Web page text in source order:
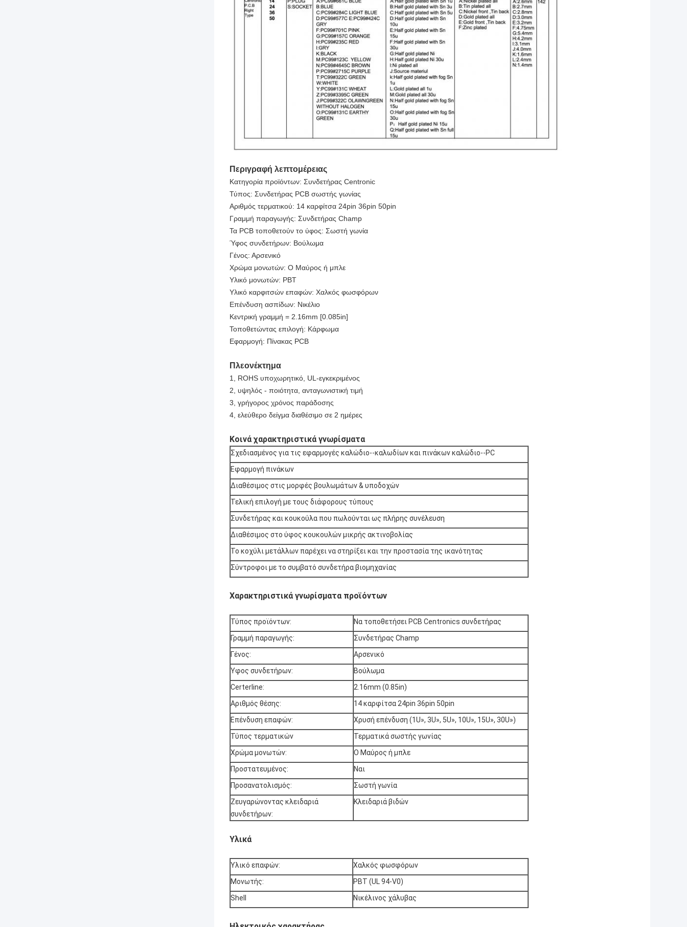
Περιγραφή λεπτομέρειας
Κατηγορία προϊόντων: Συνδετήρας Centronic
Τύπος: Συνδετήρας PCB σωστής γωνίας
Αριθμός τερματικού: 14 καρφίτσα 24pin 36pin 50pin
Γραμμή παραγωγής: Συνδετήρας Champ
Τα PCB τοποθετούν το ύφος: Σωστή γωνία
Ύφος συνδετήρων: Βούλωμα
Γένος: Αρσενικό
Χρώμα μονωτών: Ο Μαύρος ή μπλε
Υλικό μονωτών: PBT
Υλικό καρφιτσών επαφών: Χαλκός φωσφόρων
Επένδυση ασπίδων: Νικέλιο
Κεντρική γραμμή = 2.16mm [0.085in]
Τοποθετώντας επιλογή: Κάρφωμα
Εφαρμογή: Πίνακας PCB
Πλεονέκτημα
1, ROHS υποχωρητικό, UL-εγκεκριμένος
2, υψηλός - ποιότητα, ανταγωνιστική τιμή
3, γρήγορος χρόνος παράδοσης
4, ελεύθερο δείγμα διαθέσιμο σε 2 ημέρες
Κοινά χαρακτηριστικά γνωρίσματα
Σχεδιασμένος για τις εφαρμογές καλώδιο--καλωδίων και πινάκων καλώδιο--PC
Εφαρμογή πινάκων
Διαθέσιμος στις μορφές βουλωμάτων & υποδοχών
Τελική επιλογή με τους διάφορους τύπους
Συνδετήρας και κουκούλα που πωλούνται ως πλήρης συνέλευση
Διαθέσιμος στο ύφος κουκουλών μικρής ακτινοβολίας
Το κοχύλι μετάλλων παρέχει να στηρίξει και την προστασία της ικανότητας
Σύντροφοι με το συμβατό συνδετήρα βιομηχανίας
Χαρακτηριστικά γνωρίσματα προϊόντων
Τύπος προϊόντων:
Να τοποθετήσει PCB Centronics συνδετήρας
Γραμμή παραγωγής:
Συνδετήρας Champ
Γένος:
Αρσενικό
Ύφος συνδετήρων:
Βούλωμα
Certerline:
2.16mm (0.85in)
Αριθμός θέσης:
14 καρφίτσα 24pin 36pin 50pin
Επένδυση επαφών:
Χρυσή επένδυση (1U», 3U», 5U», 10U», 15U», 30U»)
Τύπος τερματικών
Τερματικά σωστής γωνίας
Χρώμα μονωτών:
Ο Μαύρος ή μπλε
Προστατευμένος:
Ναι
Προσανατολισμός:
Σωστή γωνία
Ζευγαρώνοντας κλειδαριά
συνδετήρων:
Κλειδαριά βιδών
Υλικά
Υλικό επαφών:
Χαλκός φωσφόρων
Μονωτής:
PBT (UL 94-V0)
Shell
Νικέλινος χάλυβας